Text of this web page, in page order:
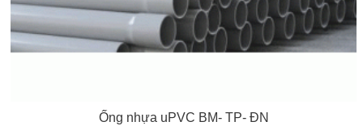
Ống nhựa uPVC BM- TP- ĐN